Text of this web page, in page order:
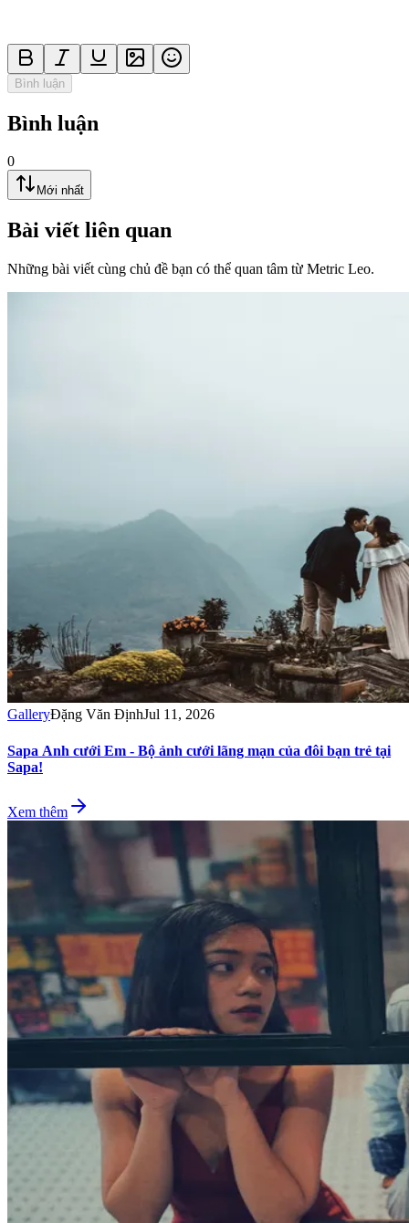
Bình luận
Bình luận
0
Mới nhất
Bài viết liên quan
Những bài viết cùng chủ đề bạn có thể quan tâm từ Metric Leo.
GalleryĐặng Văn ĐịnhJul 11, 2026
Sapa Anh cưới Em - Bộ ảnh cưới lãng mạn của đôi bạn trẻ tại
Sapa!
Xem thêm